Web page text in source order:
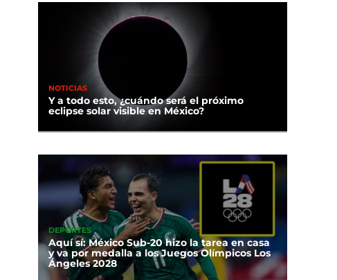
NOTICIAS
Y a todo esto, ¿cuándo será el próximo
eclipse solar visible en México?
DEPORTES
Aquí sí: México Sub-20 hizo la tarea en casa
y va por medalla a los Juegos Olímpicos Los
Ángeles 2028